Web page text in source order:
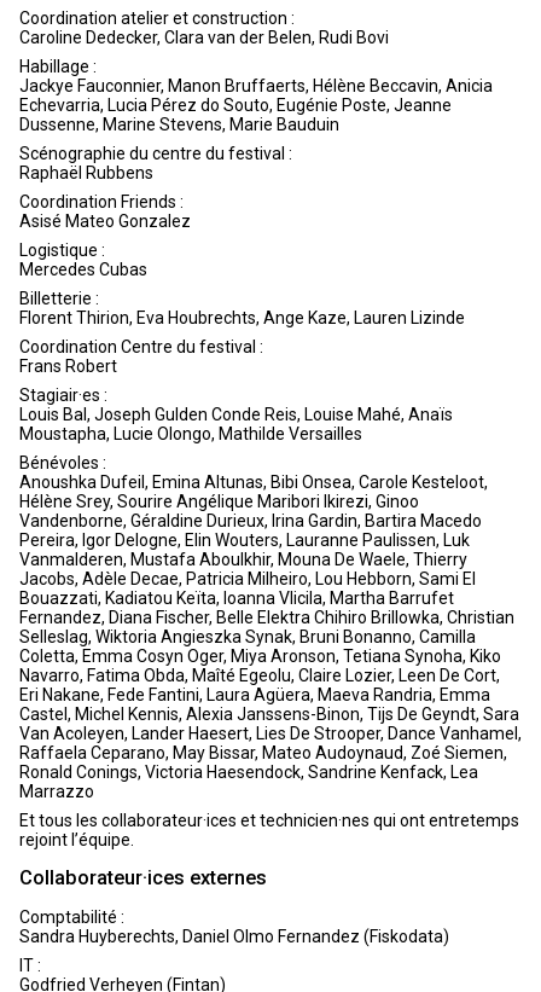
Coordination atelier et construction :
Caroline Dedecker, Clara van der Belen, Rudi Bovi
Habillage :
Jackye Fauconnier, Manon Bruffaerts, Hélène Beccavin, Anicia
Echevarria, Lucia Pérez do Souto, Eugénie Poste, Jeanne
Dussenne, Marine Stevens, Marie Bauduin
Scénographie du centre du festival :
Raphaël Rubbens
Coordination Friends :
Asisé Mateo Gonzalez
Logistique :
Mercedes Cubas
Billetterie :
Florent Thirion, Eva Houbrechts, Ange Kaze, Lauren Lizinde
Coordination Centre du festival :
Frans Robert
Stagiair·es :
Louis Bal, Joseph Gulden Conde Reis, Louise Mahé, Anaïs
Moustapha, Lucie Olongo, Mathilde Versailles
Bénévoles :
Anoushka Dufeil, Emina Altunas, Bibi Onsea, Carole Kesteloot,
Hélène Srey, Sourire Angélique Maribori Ikirezi, Ginoo
Vandenborne, Géraldine Durieux, Irina Gardin, Bartira Macedo
Pereira, Igor Delogne, Elin Wouters, Lauranne Paulissen, Luk
Vanmalderen, Mustafa Aboulkhir, Mouna De Waele, Thierry
Jacobs, Adèle Decae, Patricia Milheiro, Lou Hebborn, Sami El
Bouazzati, Kadiatou Keïta, Ioanna Vlicila, Martha Barrufet
Fernandez, Diana Fischer, Belle Elektra Chihiro Brillowka, Christian
Selleslag, Wiktoria Angieszka Synak, Bruni Bonanno, Camilla
Coletta, Emma Cosyn Oger, Miya Aronson, Tetiana Synoha, Kiko
Navarro, Fatima Obda, Maîté Egeolu, Claire Lozier, Leen De Cort,
Eri Nakane, Fede Fantini, Laura Agüera, Maeva Randria, Emma
Castel, Michel Kennis, Alexia Janssens-Binon, Tijs De Geyndt, Sara
Van Acoleyen, Lander Haesert, Lies De Strooper, Dance Vanhamel,
Raffaela Ceparano, May Bissar, Mateo Audoynaud, Zoé Siemen,
Ronald Conings, Victoria Haesendock, Sandrine Kenfack, Lea
Marrazzo
Et tous les collaborateur·ices et technicien·nes qui ont entretemps
rejoint l’équipe.
Collaborateur·ices externes
Comptabilité :
Sandra Huyberechts, Daniel Olmo Fernandez (Fiskodata)
IT :
Godfried Verheyen (Fintan)